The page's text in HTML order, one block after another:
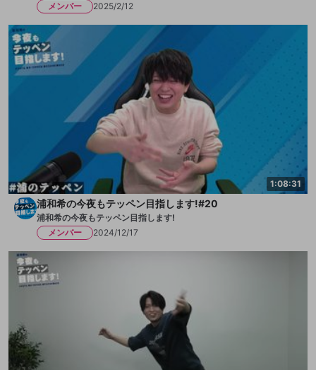
メンバー
2025/2/12
1:08:31
浦和希の今夜もテッペン目指します!#20
浦和希の今夜もテッペン目指します!
メンバー
2024/12/17